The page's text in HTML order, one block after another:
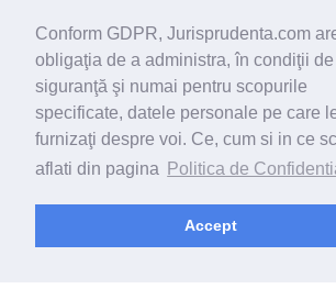
Conform GDPR, Jurisprudenta.com
obligaţia de a administra, în condiţii de
siguranţă şi numai pentru scopurile
specificate, datele personale pe care
furnizaţi despre voi. Ce, cum si in ce
aflati din pagina
Politica de
Accept
© 2026 - Jurisprudenta.com -Cautare-